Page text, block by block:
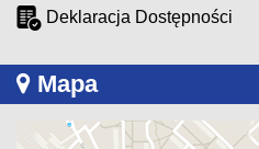
Deklaracja Dostępności
Mapa